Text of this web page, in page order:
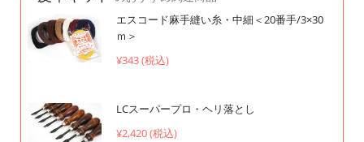
エスコード麻手縫い糸・中細＜20番手/3×30
ｍ＞
¥343 (税込)
LCスーパープロ・ヘリ落とし
¥2,420 (税込)